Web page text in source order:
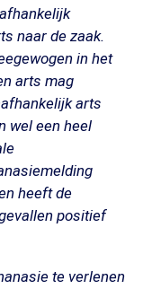
naar de zaak.
in het
arts mag
arts
wel een heel
heeft de
positief
te verlenen